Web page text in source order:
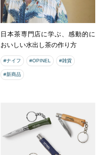
日本茶専門店に学ぶ、感動的に
おいしい水出し茶の作り方
#ナイフ #OPINEL #雑貨
#新商品